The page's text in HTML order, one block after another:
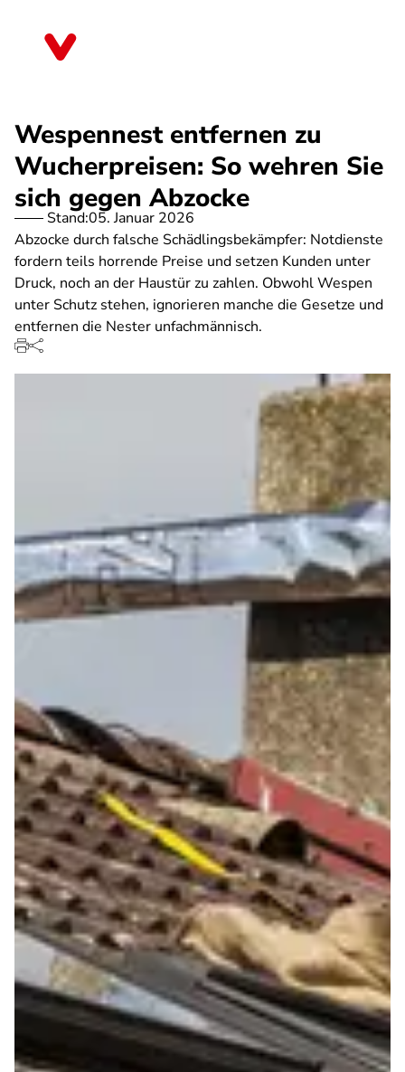
Wespennest entfernen zu
Wucherpreisen: So wehren Sie
sich gegen Abzocke
Stand:05. Januar 2026
Abzocke durch falsche Schädlingsbekämpfer: Notdienste
fordern teils horrende Preise und setzen Kunden unter
Druck, noch an der Haustür zu zahlen. Obwohl Wespen
unter Schutz stehen, ignorieren manche die Gesetze und
entfernen die Nester unfachmännisch.